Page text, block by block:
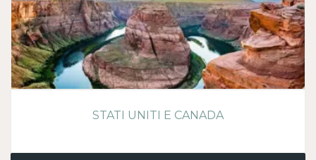
STATI UNITI E CANADA